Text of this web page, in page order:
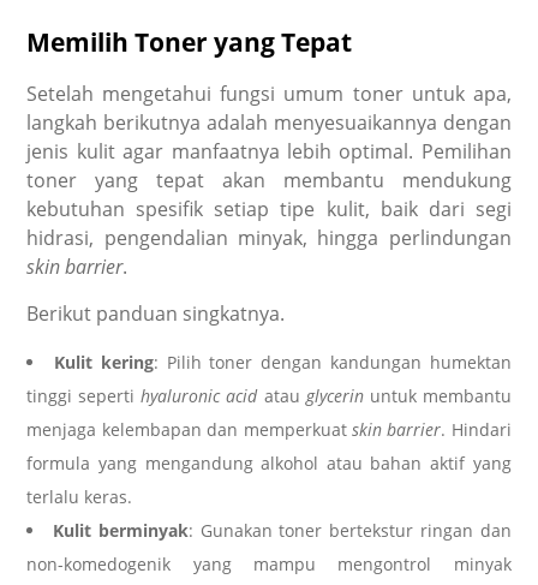
Memilih Toner yang Tepat
Setelah mengetahui fungsi umum toner untuk apa,
langkah berikutnya adalah menyesuaikannya dengan
jenis kulit agar manfaatnya lebih optimal. Pemilihan
toner yang tepat akan membantu mendukung
kebutuhan spesifik setiap tipe kulit, baik dari segi
hidrasi, pengendalian minyak, hingga perlindungan
skin barrier.
Berikut panduan singkatnya.
Kulit kering: Pilih toner dengan kandungan humektan
tinggi sepertihyaluronic acid atauglycerin untuk membantu
menjaga kelembapan dan memperkuat skin barrier. Hindari
formula yang mengandung alkohol atau bahan aktif yang
terlalu keras.
Kulit berminyak: Gunakan toner bertekstur ringan dan
non-komedogenik yang mampu mengontrol minyak